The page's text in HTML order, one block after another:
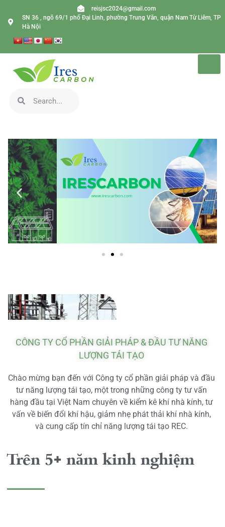
reisjsc2024@gmail.com
SN 36 , ngõ 69/1 phố Đại Linh, phường Trung Văn, quận Nam Từ Liêm, TP
Hà Nội
CÔNG TY CỔ PHẦN GIẢI PHÁP & ĐẦU TƯ NĂNG
LƯỢNG TÁI TẠO
Chào mừng bạn đến với Công ty cổ phần giải pháp và đầu
tư năng lượng tái tạo, một trong những công ty tư vấn
hàng đầu tại Việt Nam chuyên về kiểm kê khí nhà kính, tư
vấn về biến đổi khí hậu, giảm nhẹ phát thải khí nhà kính,
và cung cấp tín chỉ năng lượng tái tạo REC.
Trên 5+ năm kinh nghiệm